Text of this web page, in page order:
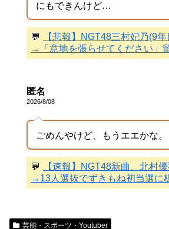
にもできんけど…
💬
【悲報】NGT48三村妃乃(9
→「意地を張らせてください」
匿名
2026/8/08
ごめんやけど、もうエエかな。
💬
【速報】NGT48新曲、北村
→13人選抜でずきもね初当選に
芸能・スポーツ・Youtuber